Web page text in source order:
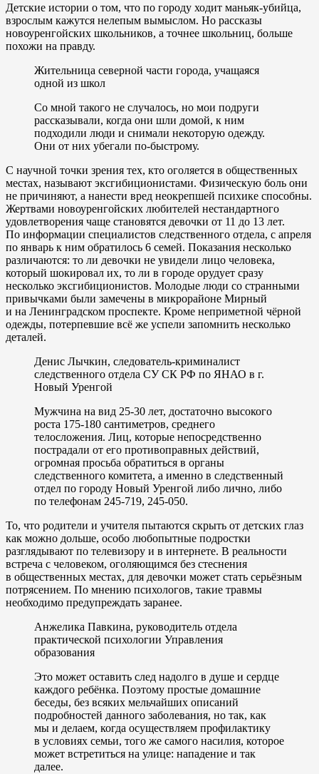
Детские истории о том, что по городу ходит маньяк-убийца,
взрослым кажутся нелепым вымыслом. Но рассказы
новоуренгойских школьников, а точнее школьниц, больше
похожи на правду.
Жительница северной части города, учащаяся
одной из школ
Со мной такого не случалось, но мои подруги
рассказывали, когда они шли домой, к ним
подходили люди и снимали некоторую одежду.
Они от них убегали по-быстрому.
С научной точки зрения тех, кто оголяется в общественных
местах, называют эксгибиционистами. Физическую боль они
не причиняют, а нанести вред неокрепшей психике способны.
Жертвами новоуренгойских любителей нестандартного
удовлетворения чаще становятся девочки от 11 до 13 лет.
По информации специалистов следственного отдела, с апреля
по январь к ним обратилось 6 семей. Показания несколько
различаются: то ли девочки не увидели лицо человека,
который шокировал их, то ли в городе орудует сразу
несколько эксгибиционистов. Молодые люди со странными
привычками были замечены в микрорайоне Мирный
и на Ленинградском проспекте. Кроме неприметной чёрной
одежды, потерпевшие всё же успели запомнить несколько
деталей.
Денис Лычкин, следователь-криминалист
следственного отдела СУ СК РФ по ЯНАО в г.
Новый Уренгой
Мужчина на вид 25-30 лет, достаточно высокого
роста 175-180 сантиметров, среднего
телосложения. Лиц, которые непосредственно
пострадали от его противоправных действий,
огромная просьба обратиться в органы
следственного комитета, а именно в следственный
отдел по городу Новый Уренгой либо лично, либо
по телефонам 245-719, 245-050.
То, что родители и учителя пытаются скрыть от детских глаз
как можно дольше, особо любопытные подростки
разглядывают по телевизору и в интернете. В реальности
встреча с человеком, оголяющимся без стеснения
в общественных местах, для девочки может стать серьёзным
потрясением. По мнению психологов, такие травмы
необходимо предупреждать заранее.
Анжелика Павкина, руководитель отдела
практической психологии Управления
образования
Это может оставить след надолго в душе и сердце
каждого ребёнка. Поэтому простые домашние
беседы, без всяких мельчайших описаний
подробностей данного заболевания, но так, как
мы и делаем, когда осуществляем профилактику
в условиях семьи, того же самого насилия, которое
может встретиться на улице: нападение и так
далее.